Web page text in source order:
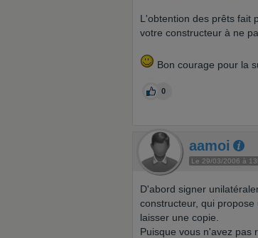
L'obtention des prêts fait
votre constructeur à ne
Bon courage pour la
0
aamoi
Le 29/03/2006 à
D'abord signer
constructeur, qui
laisser une copie.
Puisque vous n'avez pas